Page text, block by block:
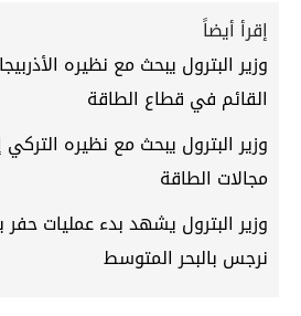
إقرأ أيضاً
وزير البترول يبحث مع نظيره
القائم في قطاع الطاقة
وزير البترول يبحث مع نظيره
مجالات الطاقة
وزير البترول يشهد بدء عمليات
نرجس بالبحر المتوسط